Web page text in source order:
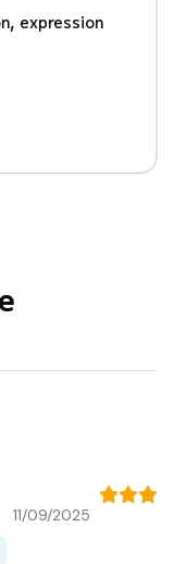
expression
11/09/2025